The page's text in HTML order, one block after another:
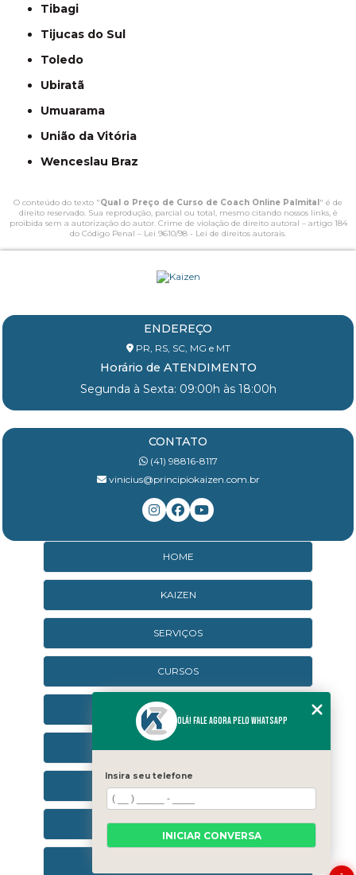
Tibagi
Tijucas do Sul
Toledo
Ubiratã
Umuarama
União da Vitória
Wenceslau Braz
O conteúdo do texto "Qual o Preço de Curso de Coach Online Palmital" é de
direito reservado. Sua reprodução, parcial ou total, mesmo citando nossos links, é
proibida sem a autorização do autor. Crime de violação de direito autoral – artigo 184
do Código Penal – Lei 9610/98 - Lei de direitos autorais.
ENDEREÇO
PR, RS, SC, MG e MT
Horário de ATENDIMENTO
Segunda à Sexta: 09:00h às 18:00h
CONTATO
(41) 98816-8117
vinicius@principiokaizen.com.br
HOME
KAIZEN
SERVIÇOS
CURSOS
CURSOS ONLINE
CONTATO
CATEGORIAS
Olá! Fale agora pelo WhatsApp
Insira seu telefone
INICIAR CONVERSA